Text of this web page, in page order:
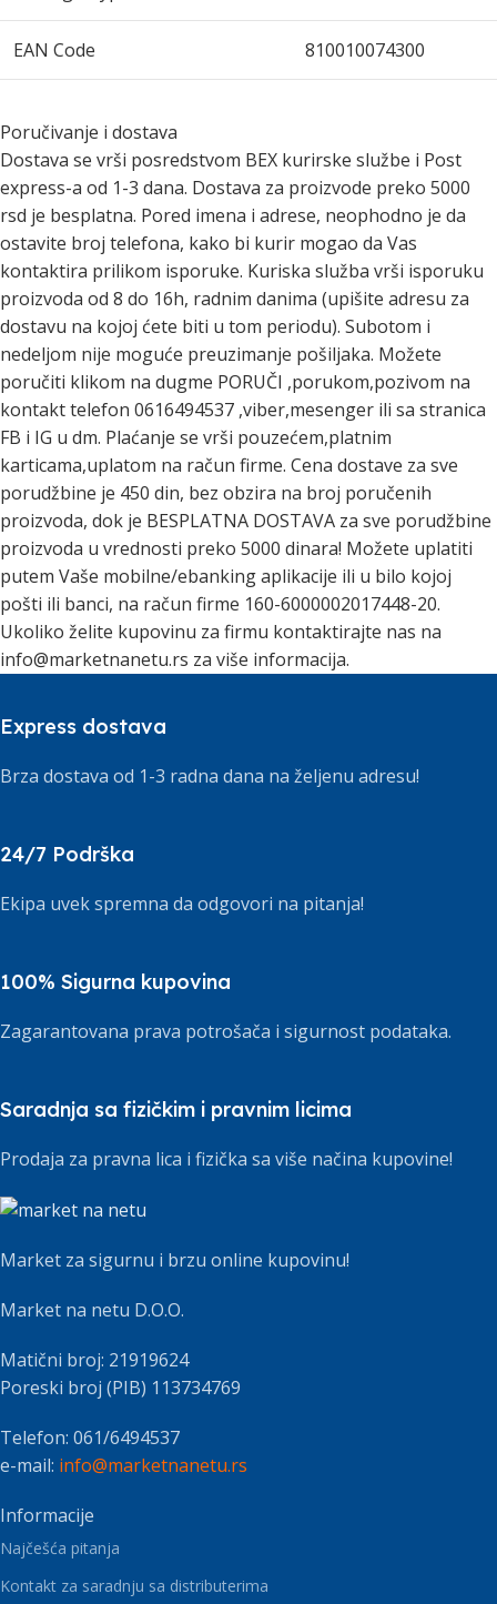
EAN Code 810010074300
Poručivanje i dostava
Dostava se vrši posredstvom BEX kurirske službe i Post
express-a od 1-3 dana. Dostava za proizvode preko 5000
rsd je besplatna. Pored imena i adrese, neophodno je da
ostavite broj telefona, kako bi kurir mogao da Vas
kontaktira prilikom isporuke. Kuriska služba vrši isporuku
proizvoda od 8 do 16h, radnim danima (upišite adresu za
dostavu na kojoj ćete biti u tom periodu). Subotom i
nedeljom nije moguće preuzimanje pošiljaka. Možete
poručiti klikom na dugme PORUČI ,porukom,pozivom na
kontakt telefon 0616494537 ,viber,mesenger ili sa stranica
FB i IG u dm. Plaćanje se vrši pouzećem,platnim
karticama,uplatom na račun firme. Cena dostave za sve
porudžbine je 450 din, bez obzira na broj poručenih
proizvoda, dok je BESPLATNA DOSTAVA za sve porudžbine
proizvoda u vrednosti preko 5000 dinara! Možete uplatiti
putem Vaše mobilne/ebanking aplikacije ili u bilo kojoj
pošti ili banci, na račun firme 160-6000002017448-20.
Ukoliko želite kupovinu za firmu kontaktirajte nas na
info@marketnanetu.rs za više informacija.
Express dostava
Brza dostava od 1-3 radna dana na željenu adresu!
24/7 Podrška
Ekipa uvek spremna da odgovori na pitanja!
100% Sigurna kupovina
Zagarantovana prava potrošača i sigurnost podataka.
Saradnja sa fizičkim i pravnim licima
Prodaja za pravna lica i fizička sa više načina kupovine!
Market za sigurnu i brzu online kupovinu!
Market na netu D.O.O.
Matični broj: 21919624
Poreski broj (PIB) 113734769
Telefon: 061/6494537
e-mail: info@marketnanetu.rs
Informacije
Najčešća pitanja
Kontakt za saradnju sa distributerima